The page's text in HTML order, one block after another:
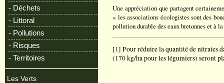
- Déchets
- Littoral
- Pollutions
- Risques
- Territoires
Les Verts
Une appréciation que partagent
« les associations écologistes sont des
pollution durable des eaux bretonnes et à
[1] Pour réduire la quantité de nitrates
(170 kg/ha pour les légumiers) seront